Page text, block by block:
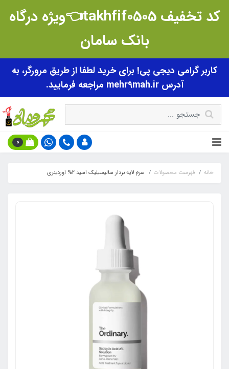
کد تخفیف takhfif0505👈ویژه درگاه
بانک سامان
کاربر گرامی دیجی پی! برای خرید لطفا از طریق مرورگر، به
آدرس mehr9mah.ir مراجعه فرمایید.
0
خانه فهرست محصولات سرم لایه بردار سالیسیلیک اسید 2% اوردینری